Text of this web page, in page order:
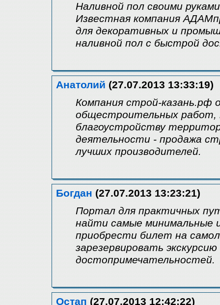
Наливной пол своими
Известная компания
для декоративных и
наливной пол с быстрой
Анатолий (27.07.2013 13:33:19)
Компания строй-казань.рф
общестроительных работ,
благоустройству
деятельности - продажа
лучших производителей.
Богдан (27.07.2013 13:23:21)
Портал для практичных
найти самые минимальные
приобрести билет на
зарезервировать
достопримечательностей.
Остап (27.07.2013 12:42:22)